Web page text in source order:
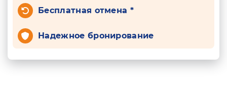
Бесплатная отмена *
Надежное бронирование